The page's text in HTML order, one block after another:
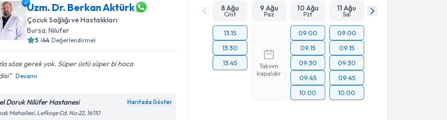
Uzm. Dr. Berkan Aktürk
Çocuk Sağlığı ve Hastalıkları
Bursa, Nilüfer
5 (44 Değerlendirme)
söze gerek yok. Süper üstü süper bi hoca
Devamı
Doruk Nilüfer Hastanesi Haritada Göster
Mahallesi, Lefkoşe Cd. No:22, 16110
8 Ağu
Cmt
9 Ağu
Paz
10 Ağu
Pzt
11 Ağu
Sal
13:15
13:30
13:45
Takvim
kapalıdır
09:00
09:15
09:30
09:45
10:00
09:00
09:15
09:30
09:45
10:00